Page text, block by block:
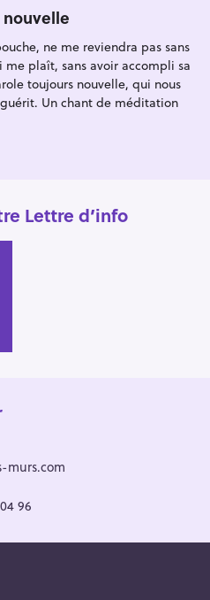
ne me reviendra pas sans
plaît, sans avoir accompli sa
toujours nouvelle, qui nous
Un chant de méditation
Lettre d’info
murs.com
96